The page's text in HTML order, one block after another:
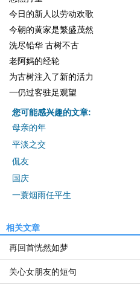
今日的新人以劳动欢歌
今朝的黄家是繁盛茂然
洗尽铅华 古树不古
老阿妈的经轮
为古树注入了新的活力
一仍过客驻足观望
您可能感兴趣的文章:
母亲的年
平淡之交
侃友
国庆
一蓑烟雨任平生
相关文章
再回首恍然如梦
关心女朋友的短句